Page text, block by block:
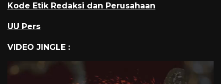
Kode Etik Redaksi dan Perusahaan
UU Pers
VIDEO JINGLE :